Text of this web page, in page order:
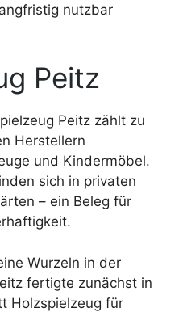
nutzbar
Peitz
Peitz zählt zu
Herstellern
und Kindermöbel.
sich in privaten
– ein Beleg für
Wurzeln in der
fertigte zunächst in
Holzspielzeug für